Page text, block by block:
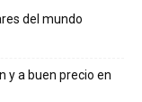
del mundo
y a buen precio en